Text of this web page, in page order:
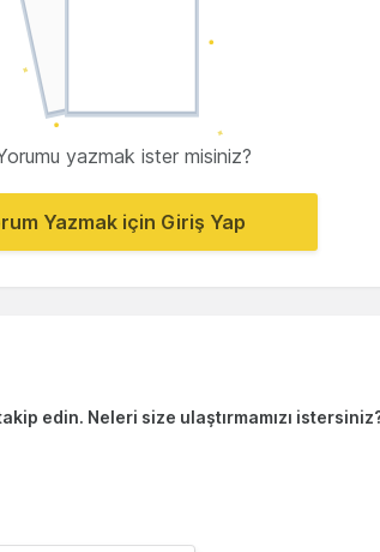
yazmak ister misiniz?
Yazmak için Giriş Yap
edin. Neleri size ulaştırmamızı